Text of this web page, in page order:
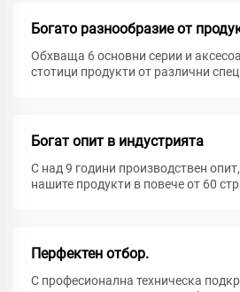
Богато разнообразие от
Обхваща 6 основни серии и
стотици продукти от различни
Богат опит в индустрията
С над 9 години производствен
нашите продукти в повече от 60
Перфектен отбор.
С професионална техническа